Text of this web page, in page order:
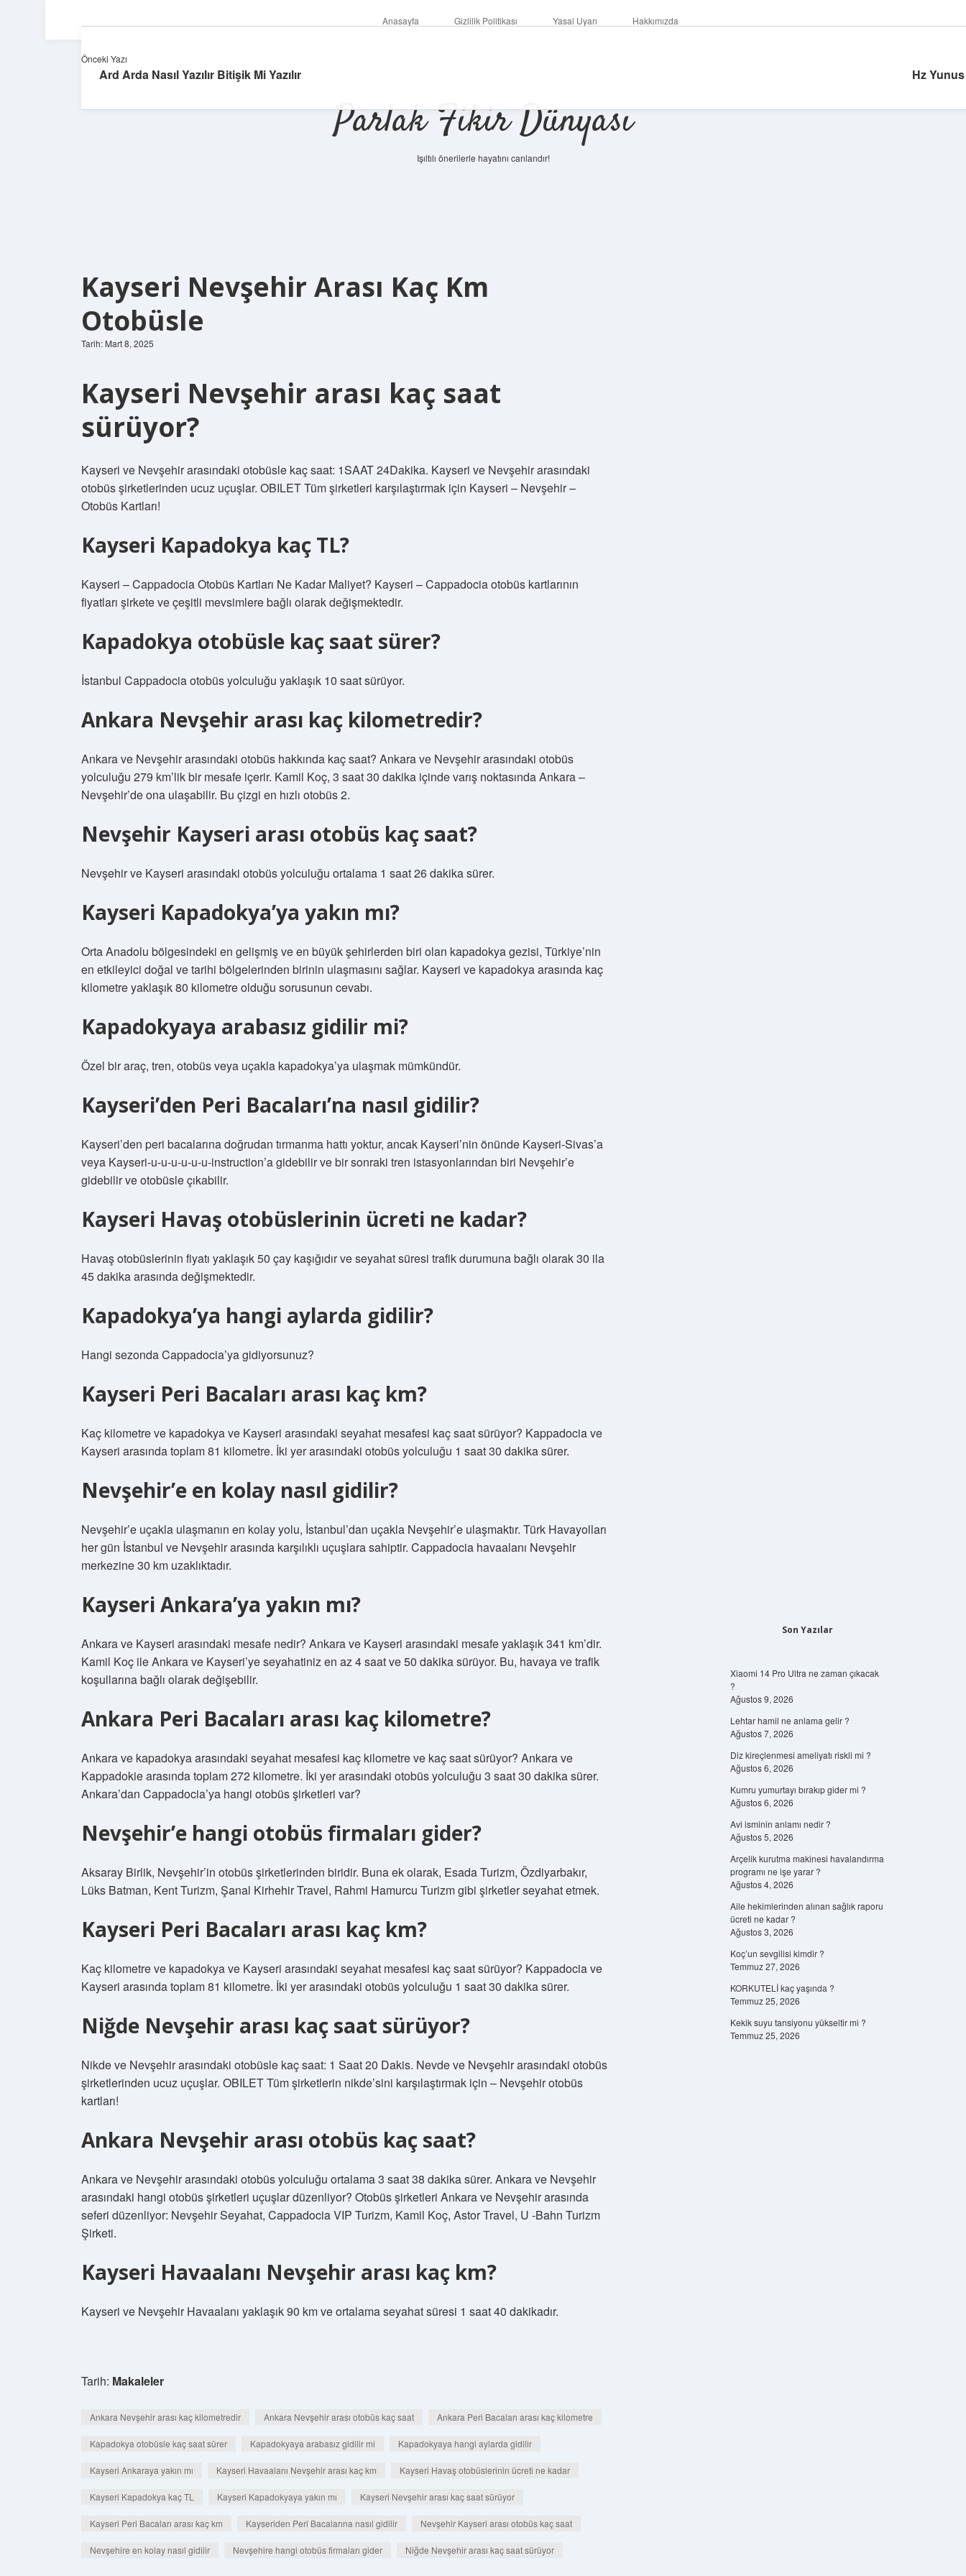
Anasayfa Gizlilik Politikası Yasal Uyarı Hakkımızda
Parlak Fikir Dünyası
Işıltılı önerilerle hayatını canlandır!
Kayseri Nevşehir Arası Kaç Km
Otobüsle
Tarih: Mart 8, 2025
Kayseri Nevşehir arası kaç saat
sürüyor?
Kayseri ve Nevşehir arasındaki otobüsle kaç saat: 1SAAT 24Dakika. Kayseri ve Nevşehir arasındaki
otobüs şirketlerinden ucuz uçuşlar. OBILET Tüm şirketleri karşılaştırmak için Kayseri – Nevşehir –
Otobüs Kartları!
Kayseri Kapadokya kaç TL?
Kayseri – Cappadocia Otobüs Kartları Ne Kadar Maliyet? Kayseri – Cappadocia otobüs kartlarının
fiyatları şirkete ve çeşitli mevsimlere bağlı olarak değişmektedir.
Kapadokya otobüsle kaç saat sürer?
İstanbul Cappadocia otobüs yolculuğu yaklaşık 10 saat sürüyor.
Ankara Nevşehir arası kaç kilometredir?
Ankara ve Nevşehir arasındaki otobüs hakkında kaç saat? Ankara ve Nevşehir arasındaki otobüs
yolculuğu 279 km’lik bir mesafe içerir. Kamil Koç, 3 saat 30 dakika içinde varış noktasında Ankara –
Nevşehir’de ona ulaşabilir. Bu çizgi en hızlı otobüs 2.
Nevşehir Kayseri arası otobüs kaç saat?
Nevşehir ve Kayseri arasındaki otobüs yolculuğu ortalama 1 saat 26 dakika sürer.
Kayseri Kapadokya’ya yakın mı?
Orta Anadolu bölgesindeki en gelişmiş ve en büyük şehirlerden biri olan kapadokya gezisi, Türkiye’nin
en etkileyici doğal ve tarihi bölgelerinden birinin ulaşmasını sağlar. Kayseri ve kapadokya arasında kaç
kilometre yaklaşık 80 kilometre olduğu sorusunun cevabı.
Kapadokyaya arabasız gidilir mi?
Özel bir araç, tren, otobüs veya uçakla kapadokya’ya ulaşmak mümkündür.
Kayseri’den Peri Bacaları’na nasıl gidilir?
Kayseri’den peri bacalarına doğrudan tırmanma hattı yoktur, ancak Kayseri’nin önünde Kayseri-Sivas’a
veya Kayseri-u-u-u-u-u-u-instruction’a gidebilir ve bir sonraki tren istasyonlarından biri Nevşehir’e
gidebilir ve otobüsle çıkabilir.
Kayseri Havaş otobüslerinin ücreti ne kadar?
Havaş otobüslerinin fiyatı yaklaşık 50 çay kaşığıdır ve seyahat süresi trafik durumuna bağlı olarak 30 ila
45 dakika arasında değişmektedir.
Kapadokya’ya hangi aylarda gidilir?
Hangi sezonda Cappadocia’ya gidiyorsunuz?
Kayseri Peri Bacaları arası kaç km?
Kaç kilometre ve kapadokya ve Kayseri arasındaki seyahat mesafesi kaç saat sürüyor? Kappadocia ve
Kayseri arasında toplam 81 kilometre. İki yer arasındaki otobüs yolculuğu 1 saat 30 dakika sürer.
Nevşehir’e en kolay nasıl gidilir?
Nevşehir’e uçakla ulaşmanın en kolay yolu, İstanbul’dan uçakla Nevşehir’e ulaşmaktır. Türk Havayolları
her gün İstanbul ve Nevşehir arasında karşılıklı uçuşlara sahiptir. Cappadocia havaalanı Nevşehir
merkezine 30 km uzaklıktadır.
Kayseri Ankara’ya yakın mı?
Ankara ve Kayseri arasındaki mesafe nedir? Ankara ve Kayseri arasındaki mesafe yaklaşık 341 km’dir.
Kamil Koç ile Ankara ve Kayseri’ye seyahatiniz en az 4 saat ve 50 dakika sürüyor. Bu, havaya ve trafik
koşullarına bağlı olarak değişebilir.
Ankara Peri Bacaları arası kaç kilometre?
Ankara ve kapadokya arasındaki seyahat mesafesi kaç kilometre ve kaç saat sürüyor? Ankara ve
Kappadokie arasında toplam 272 kilometre. İki yer arasındaki otobüs yolculuğu 3 saat 30 dakika sürer.
Ankara’dan Cappadocia’ya hangi otobüs şirketleri var?
Nevşehir’e hangi otobüs firmaları gider?
Aksaray Birlik, Nevşehir’in otobüs şirketlerinden biridir. Buna ek olarak, Esada Turizm, Özdiyarbakır,
Lüks Batman, Kent Turizm, Şanal Kirhehir Travel, Rahmi Hamurcu Turizm gibi şirketler seyahat etmek.
Kayseri Peri Bacaları arası kaç km?
Kaç kilometre ve kapadokya ve Kayseri arasındaki seyahat mesafesi kaç saat sürüyor? Kappadocia ve
Kayseri arasında toplam 81 kilometre. İki yer arasındaki otobüs yolculuğu 1 saat 30 dakika sürer.
Niğde Nevşehir arası kaç saat sürüyor?
Nikde ve Nevşehir arasındaki otobüsle kaç saat: 1 Saat 20 Dakis. Nevde ve Nevşehir arasındaki otobüs
şirketlerinden ucuz uçuşlar. OBILET Tüm şirketlerin nikde’sini karşılaştırmak için – Nevşehir otobüs
kartları!
Ankara Nevşehir arası otobüs kaç saat?
Ankara ve Nevşehir arasındaki otobüs yolculuğu ortalama 3 saat 38 dakika sürer. Ankara ve Nevşehir
arasındaki hangi otobüs şirketleri uçuşlar düzenliyor? Otobüs şirketleri Ankara ve Nevşehir arasında
seferi düzenliyor: Nevşehir Seyahat, Cappadocia VIP Turizm, Kamil Koç, Astor Travel, U -Bahn Turizm
Şirketi.
Kayseri Havaalanı Nevşehir arası kaç km?
Kayseri ve Nevşehir Havaalanı yaklaşık 90 km ve ortalama seyahat süresi 1 saat 40 dakikadır.
Tarih: Makaleler
Ankara Nevşehir arası kaç kilometredir Ankara Nevşehir arası otobüs kaç saat Ankara Peri Bacaları arası kaç kilometre
Kapadokya otobüsle kaç saat sürer Kapadokyaya arabasız gidilir mi Kapadokyaya hangi aylarda gidilir
Kayseri Ankaraya yakın mı Kayseri Havaalanı Nevşehir arası kaç km Kayseri Havaş otobüslerinin ücreti ne kadar
Kayseri Kapadokya kaç TL Kayseri Kapadokyaya yakın mı Kayseri Nevşehir arası kaç saat sürüyor
Kayseri Peri Bacaları arası kaç km Kayseriden Peri Bacalarına nasıl gidilir Nevşehir Kayseri arası otobüs kaç saat
Nevşehire en kolay nasıl gidilir Nevşehire hangi otobüs firmaları gider Niğde Nevşehir arası kaç saat sürüyor
Önceki Yazı
Ard Arda Nasıl Yazılır Bitişik Mi Yazılır Hz
Son Yazılar
Xiaomi 14 Pro Ultra ne zaman çıkacak
?
Ağustos 9, 2026
Lehtar hamil ne anlama gelir ?
Ağustos 7, 2026
Diz kireçlenmesi ameliyatı riskli mi ?
Ağustos 6, 2026
Kumru yumurtayı bırakıp gider mi ?
Ağustos 6, 2026
Avi isminin anlamı nedir ?
Ağustos 5, 2026
Arçelik kurutma makinesi havalandırma
programı ne işe yarar ?
Ağustos 4, 2026
Aile hekimlerinden alınan sağlık raporu
ücreti ne kadar ?
Ağustos 3, 2026
Koç’un sevgilisi kimdir ?
Temmuz 27, 2026
KORKUTELİ kaç yaşında ?
Temmuz 25, 2026
Kekik suyu tansiyonu yükseltir mi ?
Temmuz 25, 2026